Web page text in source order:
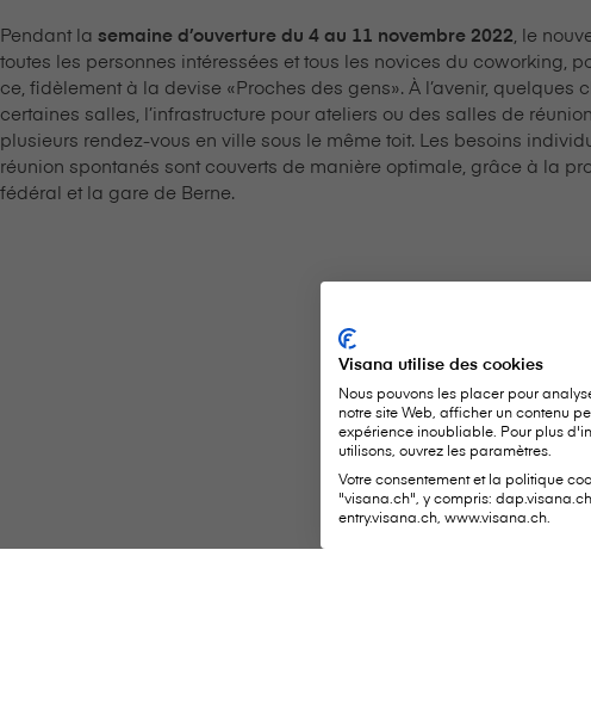
Pendant la semaine d’ouverture du 4 au 11 novembre 2022 , le
toutes les personnes intéressées et tous les novices du coworking,
ce, fidèlement à la devise «Proches des gens». À l’avenir,
certaines salles, l’infrastructure pour ateliers ou des salles de
plusieurs rendez-vous en ville sous le même toit. Les besoins
réunion spontanés sont couverts de manière optimale, grâce à la
fédéral et la gare de Berne.
Visana utilise des cookies
Nous pouvons les placer pour
notre site Web, afficher un contenu
expérience inoubliable. Pour plus
utilisons, ouvrez les paramètres.
Votre consentement et la politique
"visana.ch", y compris:
entry.visana.ch, www.visana.ch.